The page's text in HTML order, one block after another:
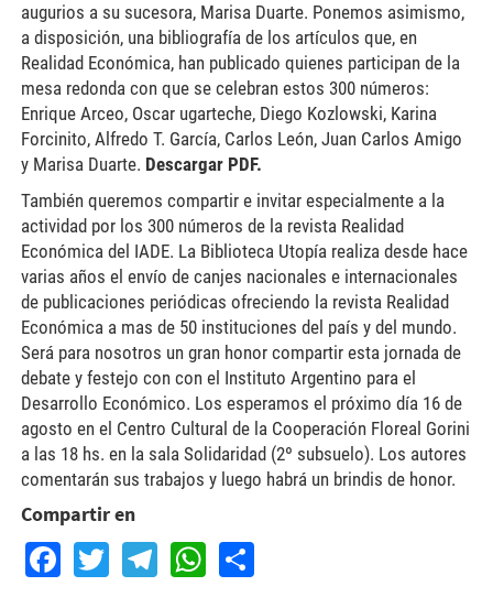
augurios a su sucesora, Marisa Duarte. Ponemos asimismo,
a disposición, una bibliografía de los artículos que, en
Realidad Económica, han publicado quienes participan de la
mesa redonda con que se celebran estos 300 números:
Enrique Arceo, Oscar ugarteche, Diego Kozlowski, Karina
Forcinito, Alfredo T. García, Carlos León, Juan Carlos Amigo
y Marisa Duarte. Descargar PDF.
También queremos compartir e invitar especialmente a la
actividad por los 300 números de la revista Realidad
Económica del IADE. La Biblioteca Utopía realiza desde hace
varias años el envío de canjes nacionales e internacionales
de publicaciones periódicas ofreciendo la revista Realidad
Económica a mas de 50 instituciones del país y del mundo.
Será para nosotros un gran honor compartir esta jornada de
debate y festejo con con el Instituto Argentino para el
Desarrollo Económico. Los esperamos el próximo día 16 de
agosto en el Centro Cultural de la Cooperación Floreal Gorini
a las 18 hs. en la sala Solidaridad (2º subsuelo). Los autores
comentarán sus trabajos y luego habrá un brindis de honor.
Compartir en
Facebook
TwitterTelegram
WhatsApp
Share